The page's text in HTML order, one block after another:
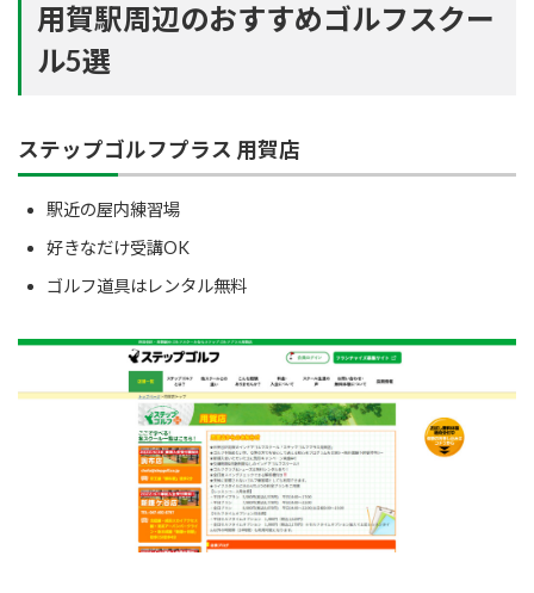
用賀駅周辺のおすすめゴルフスクー
ル5選
ステップゴルフプラス 用賀店
駅近の屋内練習場
好きなだけ受講OK
ゴルフ道具はレンタル無料